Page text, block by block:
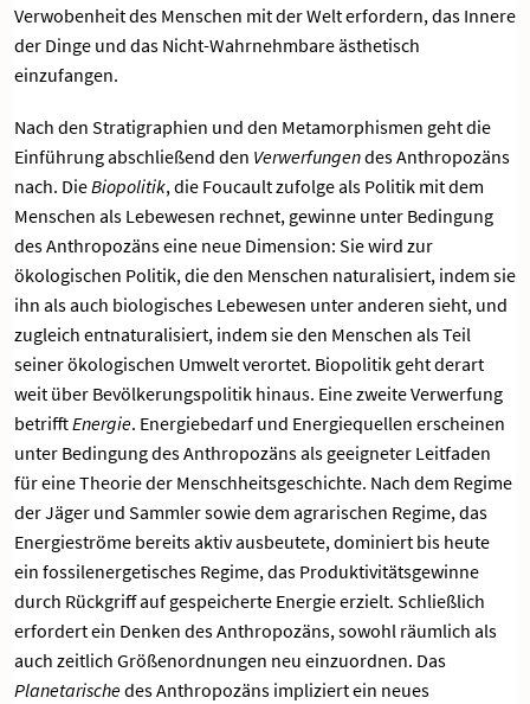
Verwobenheit des Menschen mit der Welt erfordern, das Innere
der Dinge und das Nicht-Wahrnehmbare ästhetisch
einzufangen.
Nach den Stratigraphien und den Metamorphismen geht die
Einführung abschließend den Verwerfungendes Anthropozäns
nach. DieBiopolitik, die Foucault zufolge als Politik mit dem
Menschen als Lebewesen rechnet, gewinne unter Bedingung
des Anthropozäns eine neue Dimension: Sie wird zur
ökologischen Politik, die den Menschen naturalisiert, indem sie
ihn als auch biologisches Lebewesen unter anderen sieht, und
zugleich entnaturalisiert, indem sie den Menschen als Teil
seiner ökologischen Umwelt verortet. Biopolitik geht derart
weit über Bevölkerungspolitik hinaus. Eine zweite Verwerfung
betrifftEnergie. Energiebedarf und Energiequellen erscheinen
unter Bedingung des Anthropozäns als geeigneter Leitfaden
für eine Theorie der Menschheitsgeschichte. Nach dem Regime
der Jäger und Sammler sowie dem agrarischen Regime, das
Energieströme bereits aktiv ausbeutete, dominiert bis heute
ein fossilenergetisches Regime, das Produktivitätsgewinne
durch Rückgriff auf gespeicherte Energie erzielt. Schließlich
erfordert ein Denken des Anthropozäns, sowohl räumlich als
auch zeitlich Größenordnungen neu einzuordnen. Das
Planetarischedes Anthropozäns impliziert ein neues